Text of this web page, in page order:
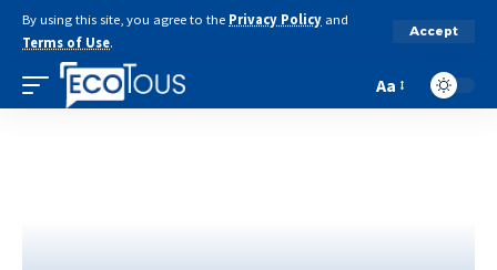
By using this site, you agree to the Privacy Policy and
Terms of Use.
Accept
Aa